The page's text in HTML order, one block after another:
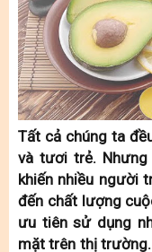
Tất cả chúng ta
và tươi trẻ.
khiến nhiều người
đến chất lượng
ưu tiên sử dụng
mặt trên thị